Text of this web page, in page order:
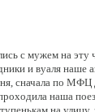
с мужем на
и вуаля
сначала по МФЦ
наша
на